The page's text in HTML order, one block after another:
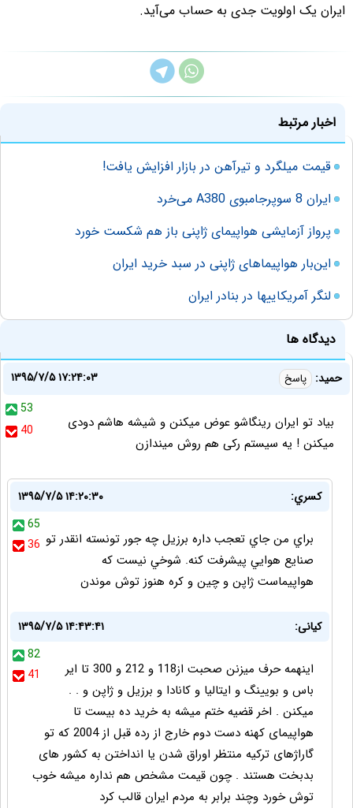
ایران یک اولویت جدی به حساب می‌آید.
اخبار مرتبط
قیمت میلگرد و تیرآهن در بازار افزایش یافت!
ایران 8 سوپرجامبوی A380 می‌خرد
پرواز آزمایشی هواپیمای ژاپنی باز هم شکست خورد
این‌بار هواپیماهای ژاپنی در سبد خرید ایران
لنگر آمریکایی‎ها در بنادر ایران
دیدگاه ها
حمید: پاسخ
۱۳۹۵/۷/۵ ۱۷:۲۴:۰۳
53
40
بیاد تو ایران رینگاشو عوض میکنن و شیشه هاشم دودی
میکنن ! یه سیستم رکی هم روش میندازن
كسري:
۱۳۹۵/۷/۵ ۱۴:۲۰:۳۰
65
36 براي من جاي تعجب داره برزيل چه جور تونسته انقدر تو
صنايع هوايي پيشرفت كنه. شوخي نيست كه
هواپيماست ژاپن و چين و كره هنوز توش موندن
کیانی:
۱۳۹۵/۷/۵ ۱۴:۴۳:۴۱
82
41
اینهمه حرف میزنن صحبت از118 و 212 و 300 تا ایر
باس و بویینگ و ایتالیا و کانادا و برزیل و ژاپن و . .
میکنن . اخر قضیه ختم میشه به خرید ده بیست تا
هواپیمای کهنه دست دوم خارج از رده قبل از 2004 که تو
گاراژهای ترکیه منتظر اوراق شدن یا انداختن به کشور های
بدبخت هستند . چون قیمت مشخص هم نداره میشه خوب
توش خورد وچند برابر به مردم ایران قالب کرد